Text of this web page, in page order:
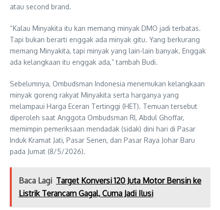
atau second brand.
“Kalau Minyakita itu kan memang minyak DMO jadi terbatas.
Tapi bukan berarti enggak ada minyak gitu. Yang berkurang
memang Minyakita, tapi minyak yang lain-lain banyak. Enggak
ada kelangkaan itu enggak ada,” tambah Budi.
Sebelumnya, Ombudsman Indonesia menemukan kelangkaan
minyak goreng rakyat Minyakita serta harganya yang
melampaui Harga Eceran Tertinggi (HET). Temuan tersebut
diperoleh saat Anggota Ombudsman RI, Abdul Ghoffar,
memimpin pemeriksaan mendadak (sidak) dini hari di Pasar
Induk Kramat Jati, Pasar Senen, dan Pasar Raya Johar Baru
pada Jumat (8/5/2026).
Baca Lagi Target Konversi 120 Juta Motor Bensin ke
Listrik Terancam Gagal, Cuma Jadi Ilusi